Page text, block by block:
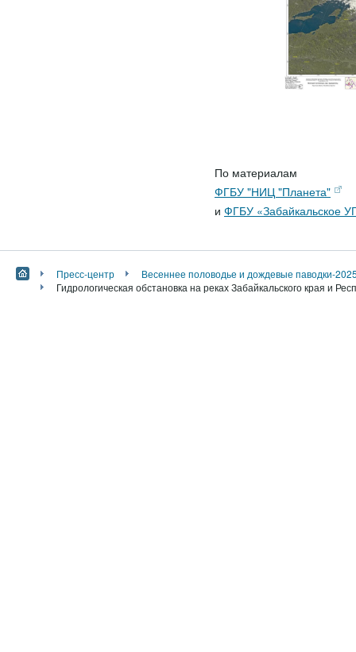
По материалам
ФГБУ "НИЦ "Планета"
и ФГБУ «Забайкальское
Пресс-центр
Весеннее половодье и дождевые паводки-
Гидрологическая обстановка на реках Забайкальского края и